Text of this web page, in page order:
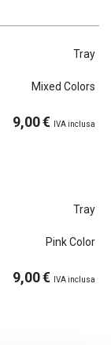
Tray
Mixed Colors
9,00€ IVA inclusa
Tray
Pink Color
9,00€ IVA inclusa